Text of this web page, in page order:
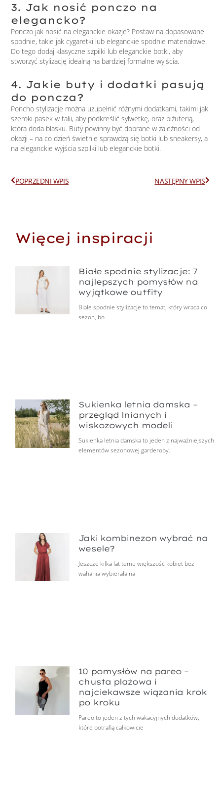
3. Jak nosić ponczo na
elegancko?
Ponczo jak nosić na eleganckie okazje? Postaw na dopasowane
spodnie, takie jak cygaretki lub eleganckie spodnie materiałowe.
Do tego dodaj klasyczne szpilki lub eleganckie botki, aby
stworzyć stylizację idealną na bardziej formalne wyjścia.
4. Jakie buty i dodatki pasują
do poncza?
Poncho stylizacje można uzupełnić różnymi dodatkami, takimi jak
szeroki pasek w talii, aby podkreślić sylwetkę, oraz biżuterią,
która doda blasku. Buty powinny być dobrane w zależności od
okazji – na co dzień świetnie sprawdzą się botki lub sneakersy, a
na eleganckie wyjścia szpilki lub eleganckie botki.
Prev
POPRZEDNI WPIS NASTĘPNY WPISNext
Więcej inspiracji
Białe spodnie stylizacje: 7
najlepszych pomysłów na
wyjątkowe outfity
Białe spodnie stylizacje to temat, który wraca co
sezon, bo
Sukienka letnia damska –
przegląd lnianych i
wiskozowych modeli
Sukienka letnia damska to jeden z najważniejszych
elementów sezonowej garderoby.
Jaki kombinezon wybrać na
wesele?
Jeszcze kilka lat temu większość kobiet bez
wahania wybierała na
10 pomysłów na pareo –
chusta plażowa i
najciekawsze wiązania krok
po kroku
Pareo to jeden z tych wakacyjnych dodatków,
które potrafią całkowicie